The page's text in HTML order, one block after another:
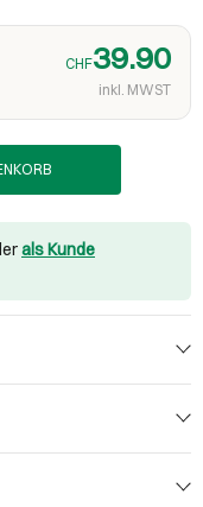
CHF39.90
inkl. MWST
als Kunde